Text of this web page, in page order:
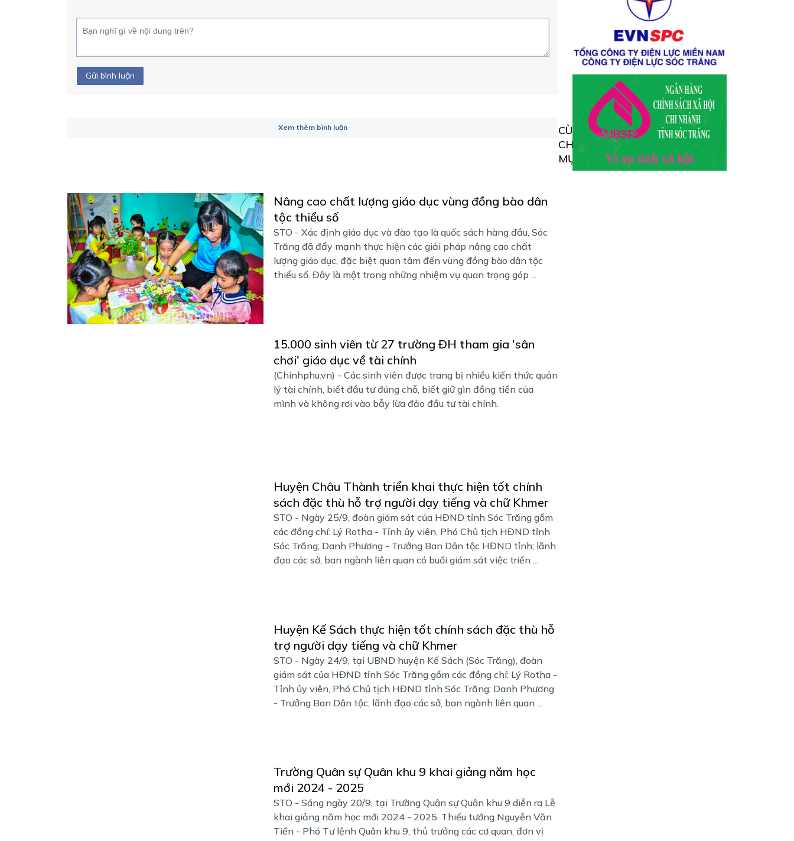
Gửi bình luận
Xem thêm bình luận
CÙNG
CHUYÊN
MỤC
Nâng cao chất lượng giáo dục vùng đồng bào dân
tộc thiểu số
STO - Xác định giáo dục và đào tạo là quốc sách hàng đầu, Sóc
Trăng đã đẩy mạnh thực hiện các giải pháp nâng cao chất
lượng giáo dục, đặc biệt quan tâm đến vùng đồng bào dân tộc
thiểu số. Đây là một trong những nhiệm vụ quan trọng góp ...
15.000 sinh viên từ 27 trường ĐH tham gia 'sân
chơi' giáo dục về tài chính
(Chinhphu.vn) - Các sinh viên được trang bị nhiều kiến thức quản
lý tài chính, biết đầu tư đúng chỗ, biết giữ gìn đồng tiền của
mình và không rơi vào bẫy lừa đảo đầu tư tài chính.
Huyện Châu Thành triển khai thực hiện tốt chính
sách đặc thù hỗ trợ người dạy tiếng và chữ Khmer
STO - Ngày 25/9, đoàn giám sát của HĐND tỉnh Sóc Trăng gồm
các đồng chí: Lý Rotha - Tỉnh ủy viên, Phó Chủ tịch HĐND tỉnh
Sóc Trăng; Danh Phương - Trưởng Ban Dân tộc HĐND tỉnh; lãnh
đạo các sở, ban ngành liên quan có buổi giám sát việc triển ...
Huyện Kế Sách thực hiện tốt chính sách đặc thù hỗ
trợ người dạy tiếng và chữ Khmer
STO - Ngày 24/9, tại UBND huyện Kế Sách (Sóc Trăng), đoàn
giám sát của HĐND tỉnh Sóc Trăng gồm các đồng chí: Lý Rotha -
Tỉnh ủy viên, Phó Chủ tịch HĐND tỉnh Sóc Trăng; Danh Phương
- Trưởng Ban Dân tộc; lãnh đạo các sở, ban ngành liên quan ...
Trường Quân sự Quân khu 9 khai giảng năm học
mới 2024 - 2025
STO - Sáng ngày 20/9, tại Trường Quân sự Quân khu 9 diễn ra Lễ
khai giảng năm học mới 2024 - 2025. Thiếu tướng Nguyễn Văn
Tiền - Phó Tư lệnh Quân khu 9; thủ trưởng các cơ quan, đơn vị